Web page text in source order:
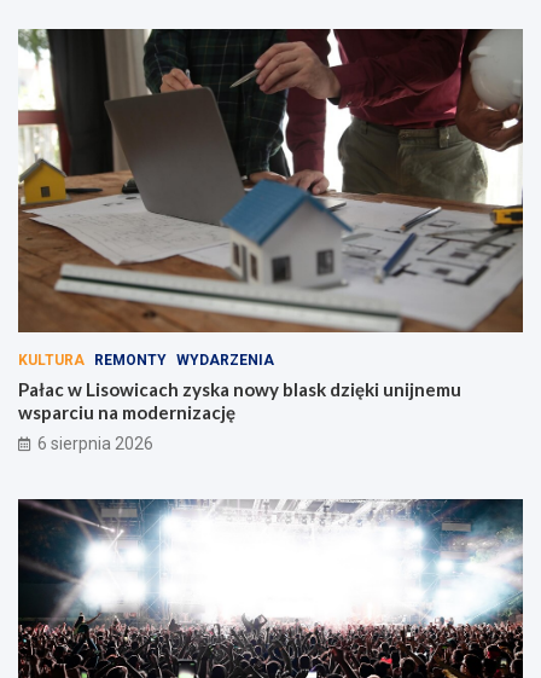
KULTURA REMONTY WYDARZENIA
Pałac w Lisowicach zyska nowy blask dzięki unijnemu
wsparciu na modernizację
6 sierpnia 2026